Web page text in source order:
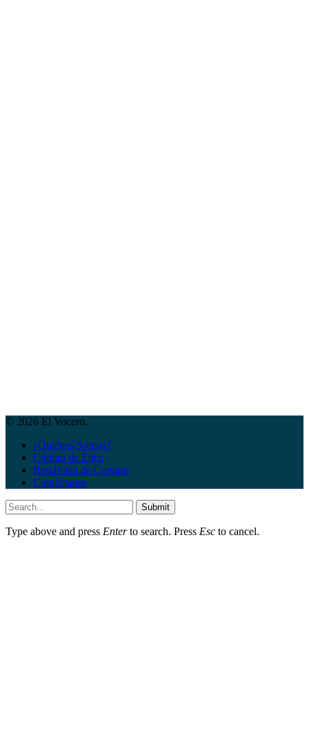
© 2026 El Vocero.
¿Quiénes Somos?
Código de Ética
Rendición de Cuentas
Contáctanos
Submit
Type above and press Enterto search. Press Esc to cancel.